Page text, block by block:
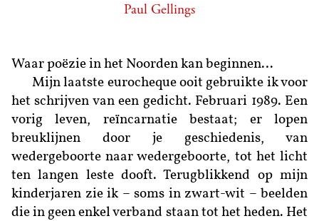
Paul Gellings
Waar poëzie in het Noorden kan beginnen…
Mijn laatste eurocheque ooit gebruikte ik voor
het schrijven van een gedicht. Februari 1989. Een
vorig leven, reïncarnatie bestaat; er lopen
breuklijnen door je geschiedenis, van
wedergeboorte naar wedergeboorte, tot het licht
ten langen leste dooft. Terugblikkend op mijn
kinderjaren zie ik – soms in zwart-wit – beelden
die in geen enkel verband staan tot het heden. Het